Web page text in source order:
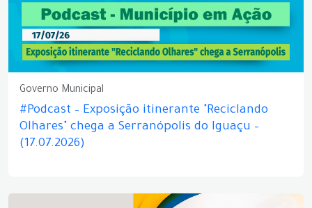
Governo Municipal
#Podcast – Exposição itinerante "Reciclando
Olhares" chega a Serranópolis do Iguaçu –
(17.07.2026)